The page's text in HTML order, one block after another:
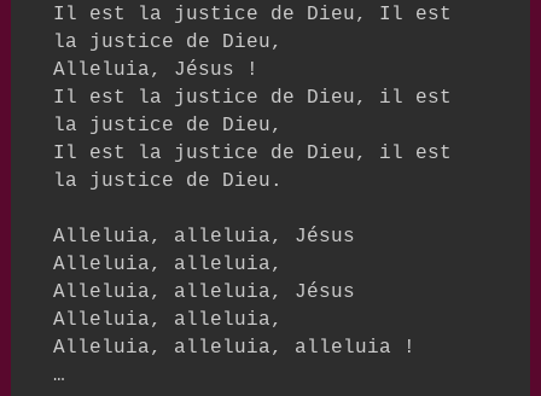
Il est la justice de Dieu, Il est
la justice de Dieu,
Alleluia, Jésus !
Il est la justice de Dieu, il est
la justice de Dieu,
Il est la justice de Dieu, il est
la justice de Dieu.
Alleluia, alleluia, Jésus
Alleluia, alleluia,
Alleluia, alleluia, Jésus
Alleluia, alleluia,
Alleluia, alleluia, alleluia !
…